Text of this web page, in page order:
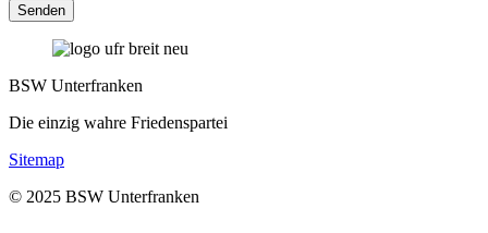
Senden
BSW Unterfranken
Die einzig wahre Friedenspartei
Sitemap
© 2025 BSW Unterfranken